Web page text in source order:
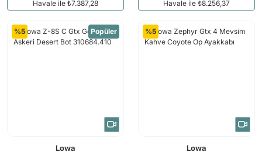
Havale ile ₺7.387,28 Havale ile ₺8.256,37
%5 Popüler
Lowa
%5
Lowa